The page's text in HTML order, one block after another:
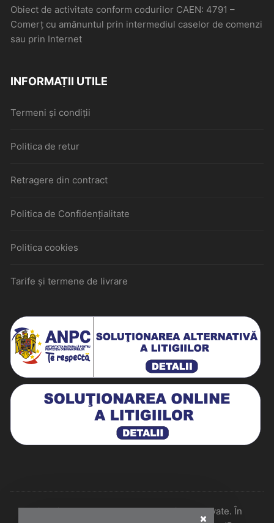
Obiect de activitate conform codurilor CAEN: 4791 –
Comerţ cu amănuntul prin intermediul caselor de comenzi
sau prin Internet
INFORMAȚII UTILE
Termeni și condiții
Politica de retur
Retragere din contract
Politica de Confidențialitate
Politica cookies
Tarife și termene de livrare
Historiarum 2026 - Toate drepturile rezervate. În